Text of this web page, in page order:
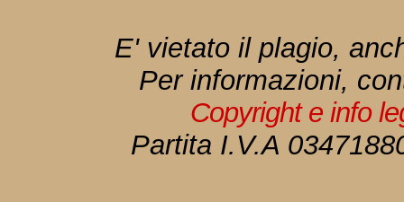
E' vietato il plagio,
Per informazioni,
Copyright e info
Partita I.V.A